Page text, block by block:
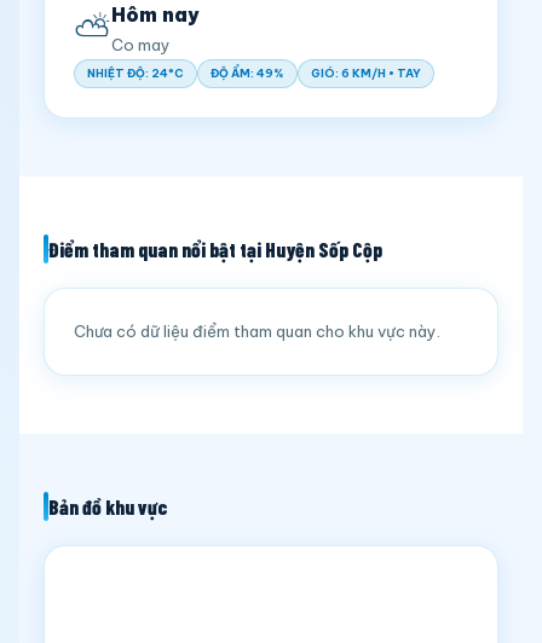
⛅Hôm nay
Co may
NHIỆT ĐỘ: 24°C ĐỘ ẨM: 49% GIÓ: 6 KM/H • TAY
Điểm tham quan nổi bật tại Huyện Sốp Cộp
Chưa có dữ liệu điểm tham quan cho khu vực này.
Bản đồ khu vực